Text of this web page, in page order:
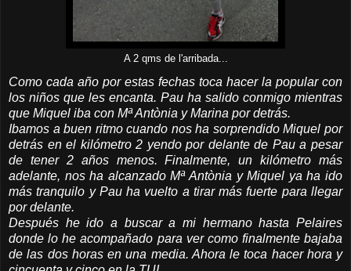
A 2 qms de l'arribada...
Como cada año por estas fechas toca hacer la popular con
los niños que les encanta. Pau ha salido conmigo mientras
que Miquel iba con Mª Antònia y Marina por detrás.
Ibamos a buen ritmo cuando nos ha sorprendido Miquel por
detrás en el kilómetro 2 yendo por delante de Pau a pesar
de tener 2 años menos. Finalmente, un kilómetro más
adelante, nos ha alcanzado Mª Antònia y Miquel ya ha ido
más tranquilo y Pau ha vuelto a tirar más fuerte para llegar
por delante.
Después he ido a buscar a mi hermano hasta Pelaires
donde lo he acompañado para ver como finalmente bajaba
de las dos horas en una media. Ahora le toca hacer hora y